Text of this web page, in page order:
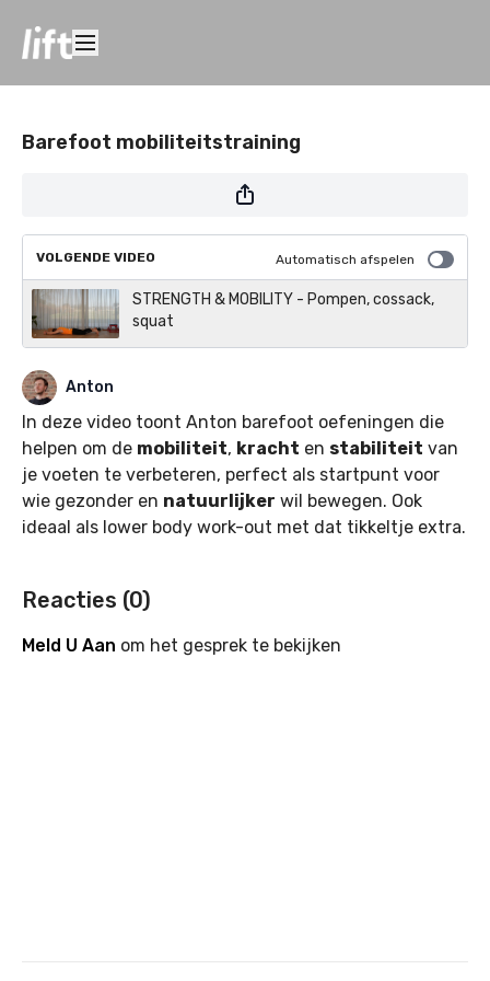
Barefoot mobiliteitstraining
VOLGENDE VIDEO Automatisch afspelen
STRENGTH & MOBILITY - Pompen, cossack,
squat
Anton
In deze video toont Anton barefoot oefeningen die
helpen om de mobiliteit, kracht en stabiliteit van
je voeten te verbeteren, perfect als startpunt voor
wie gezonder en natuurlijker wil bewegen. Ook
ideaal als lower body work-out met dat tikkeltje extra.
Reacties (0)
Meld U Aan om het gesprek te bekijken